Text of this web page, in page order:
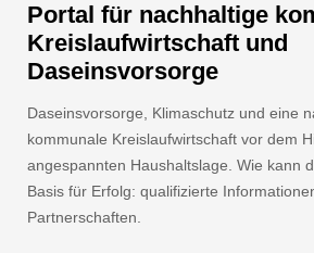
Portal für nachhaltige
Kreislaufwirtschaft und
Daseinsvorsorge
Daseinsvorsorge, Klimaschutz und eine
kommunale Kreislaufwirtschaft vor dem
angespannten Haushaltslage. Wie kann
Basis für Erfolg: qualifizierte
Partnerschaften.